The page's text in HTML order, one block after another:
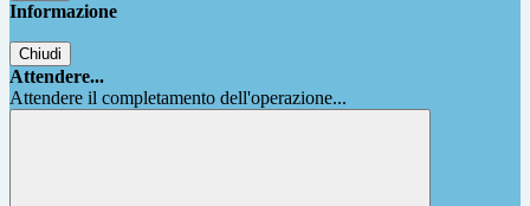
Informazione
Chiudi
Attendere...
Attendere il completamento dell'operazione...